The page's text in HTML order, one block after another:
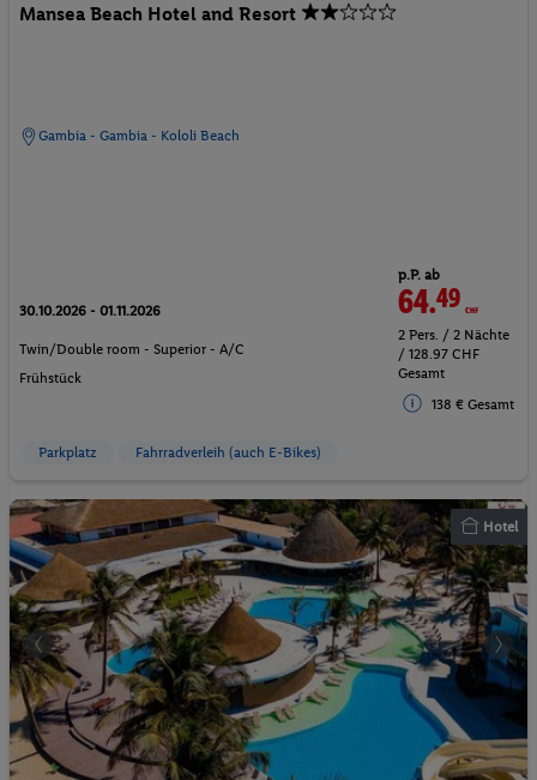
Mansea Beach Hotel and Resort
Gambia - Gambia - Kololi Beach
30.10.2026 - 01.11.2026
Twin/Double room - Superior - A/C
Frühstück
p.P. ab
64.49CHF
2 Pers. / 2 Nächte
/ 128.97 CHF
Gesamt
138 € Gesamt
Parkplatz Fahrradverleih (auch E-Bikes)
Hotel